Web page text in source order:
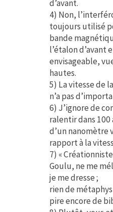
d’avant.
4) Non,
toujours utilisé
bande
l’étalon d’avant
envisageable,
hautes.
5) La vitesse de
n’a pas
6) J’ignore de
ralentir dans 100
d’un nanomètre
rapport à la
7) «
Goulu, ne me
je me dresse ;
rien de
pire encore de